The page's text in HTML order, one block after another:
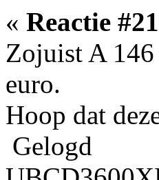
« Reactie
Zojuist A
euro.
Hoop dat
Gelogd